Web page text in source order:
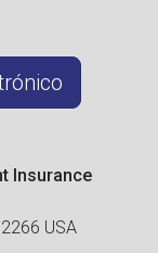
Insurance
USA